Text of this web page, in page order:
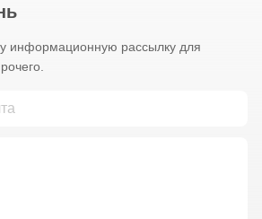
информационную рассылку для